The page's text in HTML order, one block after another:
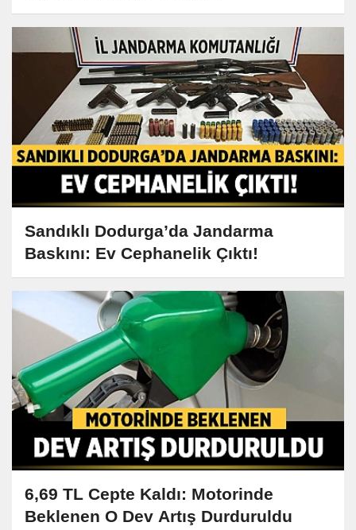
Sandıklı Dodurga’da Jandarma
Baskını: Ev Cephanelik Çıktı!
6,69 TL Cepte Kaldı: Motorinde
Beklenen O Dev Artış Durduruldu